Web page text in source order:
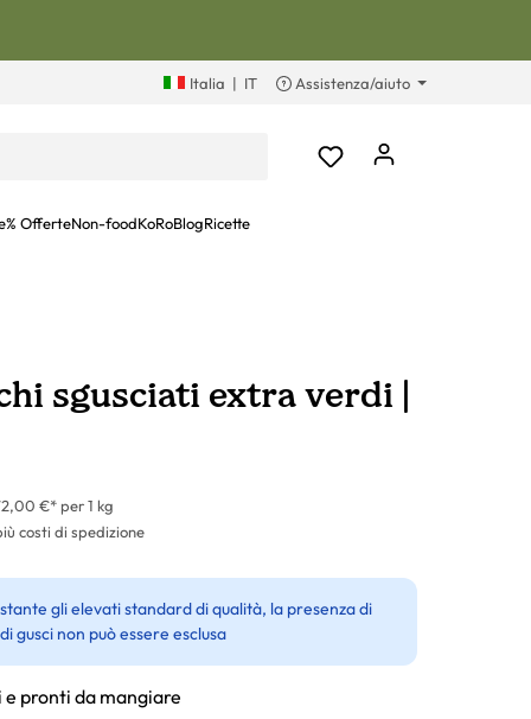
Italia | IT Assistenza/aiuto
% OfferteNon-foodKoRoBlogRicette
sgusciati extra verdi |
€* per 1 kg
costi di spedizione
gli elevati standard di qualità, la presenza di
gusci non può essere esclusa
e pronti da mangiare